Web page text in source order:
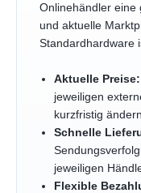
Onlinehändler eine
und aktuelle
Standardhardware
Aktuelle Preise:
jeweiligen
kurzfristig ändern.
Schnelle
jeweiligen
Flexible